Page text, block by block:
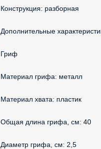
Конструкция: разборная
Дополнительные
Гриф
Материал грифа: металл
Материал хвата: пластик
Общая длина грифа, см: 40
Диаметр грифа, см: 2,5